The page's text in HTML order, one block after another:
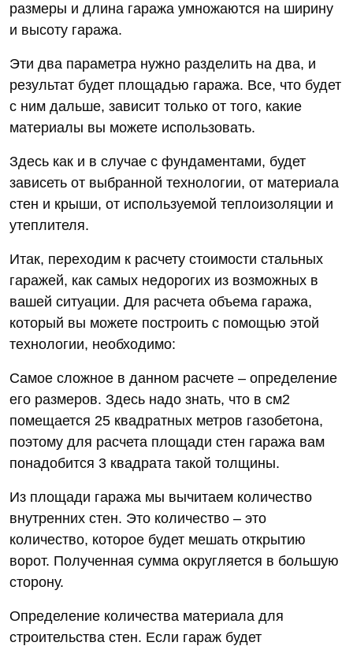
размеры и длина гаража умножаются на ширину
и высоту гаража.
Эти два параметра нужно разделить на два, и
результат будет площадью гаража. Все, что будет
с ним дальше, зависит только от того, какие
материалы вы можете использовать.
Здесь как и в случае с фундаментами, будет
зависеть от выбранной технологии, от материала
стен и крыши, от используемой теплоизоляции и
утеплителя.
Итак, переходим к расчету стоимости стальных
гаражей, как самых недорогих из возможных в
вашей ситуации. Для расчета объема гаража,
который вы можете построить с помощью этой
технологии, необходимо:
Самое сложное в данном расчете – определение
его размеров. Здесь надо знать, что в см2
помещается 25 квадратных метров газобетона,
поэтому для расчета площади стен гаража вам
понадобится 3 квадрата такой толщины.
Из площади гаража мы вычитаем количество
внутренних стен. Это количество – это
количество, которое будет мешать открытию
ворот. Полученная сумма округляется в большую
сторону.
Определение количества материала для
строительства стен. Если гараж будет